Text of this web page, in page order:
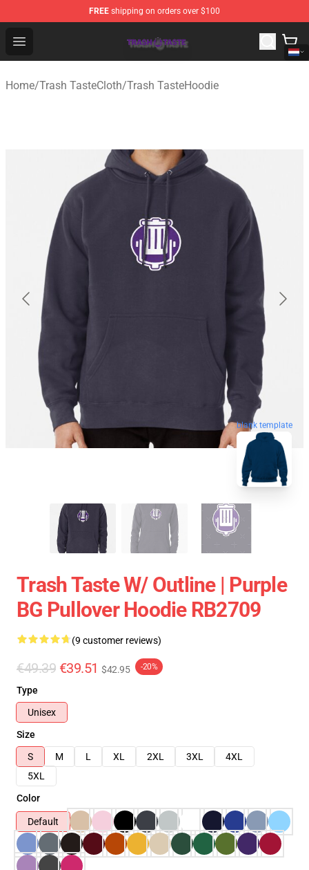
FREE shipping on orders over $100
Open menu
Trash Taste Shop - Official Trash Taste Merchandise
Home/Trash TasteCloth/Trash TasteHoodie
blank template
Trash Taste W/ Outline | Purple
BG Pullover Hoodie RB2709
(9 customer reviews)
€49.39 €39.51 $42.95 -20%
Type
Unisex
Size
S
M L XL 2XL 3XL
4XL
5XL
Color
Default